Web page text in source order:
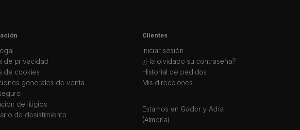
de privacidad
de cookies
generales de venta
de litigios
de desistimiento
Clientes
Iniciar sesión
¿Ha olvidado su contraseña?
Historial de pedidos
Mis direcciones
Estamos en Gador y Adra
(Almería)